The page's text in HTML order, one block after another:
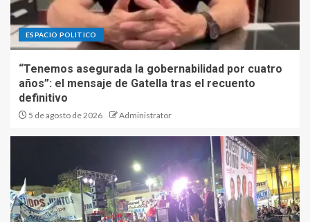
ESPACIO POLITICO
“Tenemos asegurada la gobernabilidad por cuatro
años”: el mensaje de Gatella tras el recuento
definitivo
5 de agosto de 2026 Administrator